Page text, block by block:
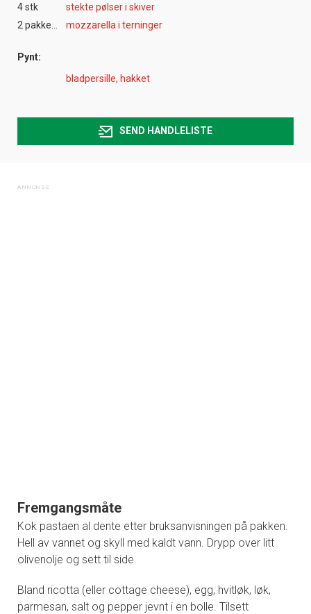
4 stk
stekte pølser i skiver
mozzarella i terninger
Pynt:
bladpersille, hakket
SEND HANDLELISTE
Fremgangsmåte
Kok pastaen al dente etter bruksanvisningen på pakken.
Hell av vannet og skyll med kaldt vann. Drypp over litt
olivenolje og sett til side.
Bland ricotta (eller cottage cheese), egg, hvitløk, løk,
parmesan, salt og pepper jevnt i en bolle. Tilsett